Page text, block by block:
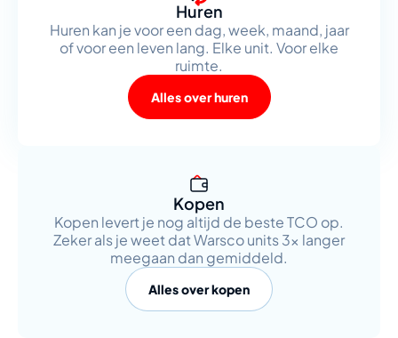
Huren
Huren kan je voor een dag, week, maand, jaar
of voor een leven lang. Elke unit. Voor elke
ruimte.
Alles over huren
Kopen
Kopen levert je nog altijd de beste TCO op.
Zeker als je weet dat Warsco units 3x langer
meegaan dan gemiddeld.
Alles over kopen